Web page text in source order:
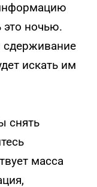
это ночью.
сдерживание
искать им
снять
масса